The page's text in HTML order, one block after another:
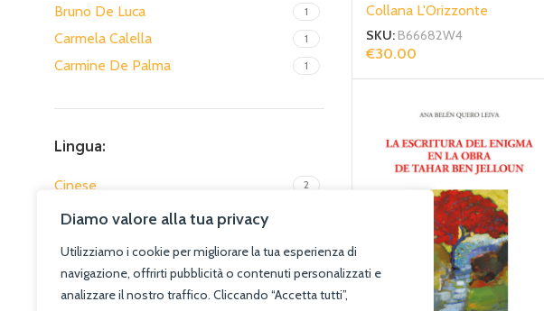
Diamo valore alla tua privacy
Utilizziamo i cookie per migliorare la tua esperienza di
navigazione, offrirti pubblicità o contenuti personalizzati e
analizzare il nostro traffico. Cliccando “Accetta tutti”,
Bruno De Luca 1
Carmela Calella 1
Carmine De Palma 1
Christine Rebourg Roesler
1
Christophe Boubal
Christophe Ghénassia 1
Claude Debussy 1
Claudio Ermogene Del Medico 10
Lingua:
Cinese 2
francese
italiano
italiano, Cinese 4
Collana L'Orizzonte
SKU: B66682W4
€30.00